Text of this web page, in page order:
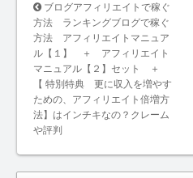
ブログアフィリエイトで稼ぐ
方法 ランキングブログで稼ぐ
方法 アフィリエイトマニュア
ル【１】 ＋ アフィリエイト
マニュアル【２】セット ＋
【 特別特典 更に収入を増やす
ための、アフィリエイト倍増方
法】はインチキなの？クレーム
や評判